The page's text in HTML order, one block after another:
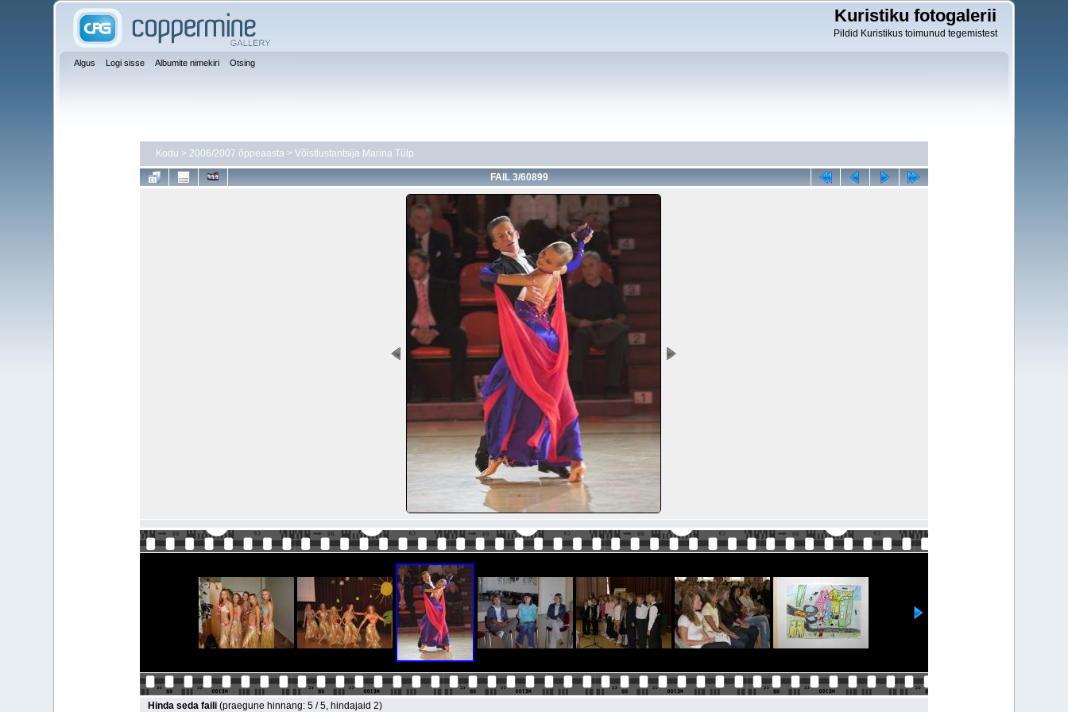
Kuristiku fotogalerii
Pildid Kuristikus toimunud tegemistest
Algus Logi sisse Albumite nimekiri Otsing
Kodu > 2006/2007 õppeaasta > Võistlustantsija Marina Tülp
FAIL 3/60899
Hinda seda faili (praegune hinnang: 5 / 5, hindajaid 2)